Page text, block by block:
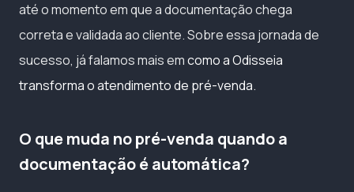
até o momento em que a documentação chega
correta e validada ao cliente. Sobre essa jornada de
sucesso, já falamos mais emcomo a Odisseia
transforma o atendimento de pré-venda.
O que muda no pré-venda quando a
documentação é automática?